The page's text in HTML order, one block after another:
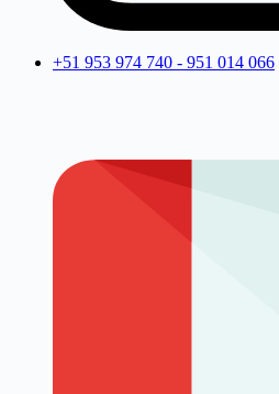
+51 953 974 740 - 951 014 066